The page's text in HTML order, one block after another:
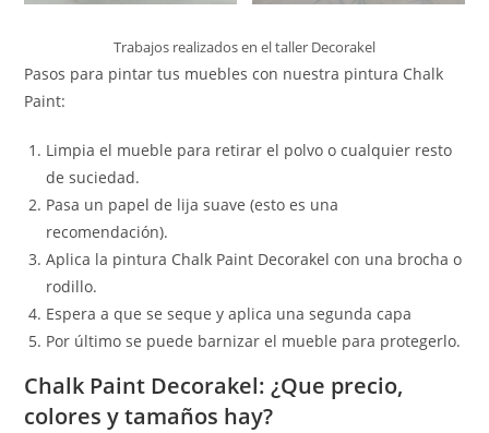
Trabajos realizados en el taller Decorakel
Pasos para pintar tus muebles con nuestra pintura Chalk
Paint:
Limpia el mueble para retirar el polvo o cualquier resto
de suciedad.
Pasa un papel de lija suave (esto es una
recomendación).
Aplica la pintura Chalk Paint Decorakel con una brocha o
rodillo.
Espera a que se seque y aplica una segunda capa
Por último se puede barnizar el mueble para protegerlo.
Chalk Paint Decorakel: ¿Que precio,
colores y tamaños hay?